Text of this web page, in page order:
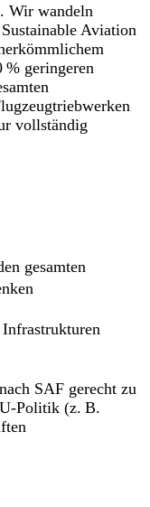
Wir wandeln
Aviation
geringeren
vollständig
gesamten
Infrastrukturen
SAF gerecht zu
Politik (z. B.